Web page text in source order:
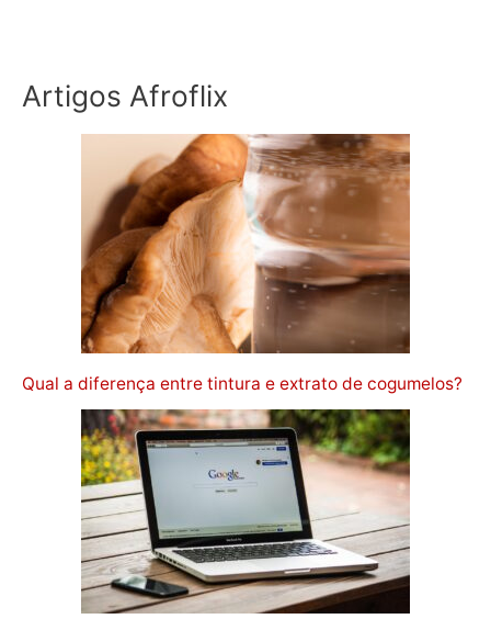
Artigos Afroflix
Qual a diferença entre tintura e extrato de cogumelos?